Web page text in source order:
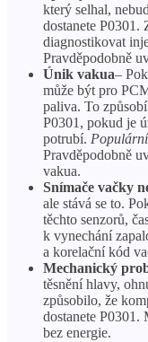
který selhal,
dostanete P0301.
diagnostikovat
Pravděpodobně
Únik vakua–
může být pro
paliva. To
P0301, pokud je
potrubí.
Pravděpodobně
vakua.
Snímače vačky
ale stává se to.
těchto senzorů,
k vynechání
a korelační kód
Mechanický
těsnění hlavy,
způsobilo, že
dostanete P0301.
bez energie.